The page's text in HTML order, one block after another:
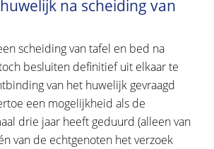
na scheiding van
scheiding van tafel en bed na
besluiten definitief uit elkaar te
van het huwelijk gevraagd
een mogelijkheid als de
drie jaar heeft geduurd (alleen van
van de echtgenoten het verzoek